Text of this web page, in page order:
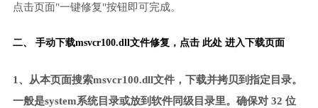
点击页面"一键修复"按钮即可完成。
二、 手动下载msvcr100.dll文件修复， 点击 此处 进入下载页面
1、从本页面搜索msvcr100.dll文件，下载并拷贝到指定目录。
一般是system系统目录或放到软件同级目录里。确保对 32 位